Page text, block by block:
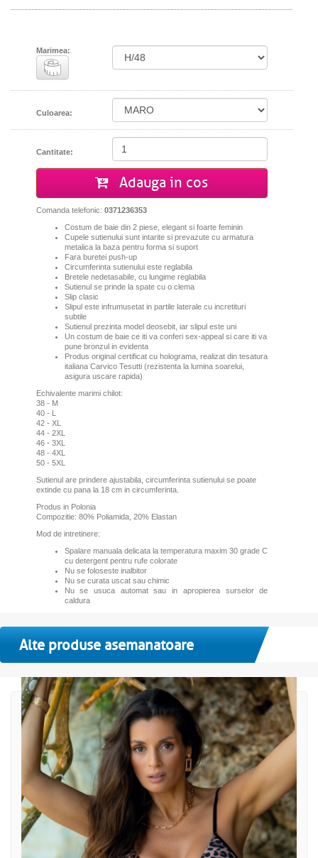
Marimea:
Culoarea:
Cantitate:
Adauga in cos
Comanda telefonic: 0371236353
Costum de baie din 2 piese, elegant si foarte feminin
Cupele sutienului sunt intarite si prevazute cu armatura
metalica la baza pentru forma si suport
Fara buretei push-up
Circumferinta sutienului este reglabila
Bretele nedetasabile, cu lungime reglabila
Sutienul se prinde la spate cu o clema
Slip clasic
Slipul este infrumusetat in partile laterale cu incretituri
subtile
Sutienul prezinta model deosebit, iar slipul este uni
Un costum de baie ce iti va conferi sex-appeal si care iti va
pune bronzul in evidenta
Produs original certificat cu holograma, realizat din tesatura
italiana Carvico Tesutti (rezistenta la lumina soarelui,
asigura uscare rapida)
Echivalente marimi chilot:
38 - M
40 - L
42 - XL
44 - 2XL
46 - 3XL
48 - 4XL
50 - 5XL
Sutienul are prindere ajustabila, circumferinta sutienului se poate
extinde cu pana la 18 cm in circumferinta.
Produs in Polonia
Compozitie: 80% Poliamida, 20% Elastan
Mod de intretinere:
Spalare manuala delicata la temperatura maxim 30 grade C
cu detergent pentru rufe colorate
Nu se foloseste inalbitor
Nu se curata uscat sau chimic
Nu se usuca automat sau in apropierea surselor de
caldura
Alte produse asemanatoare